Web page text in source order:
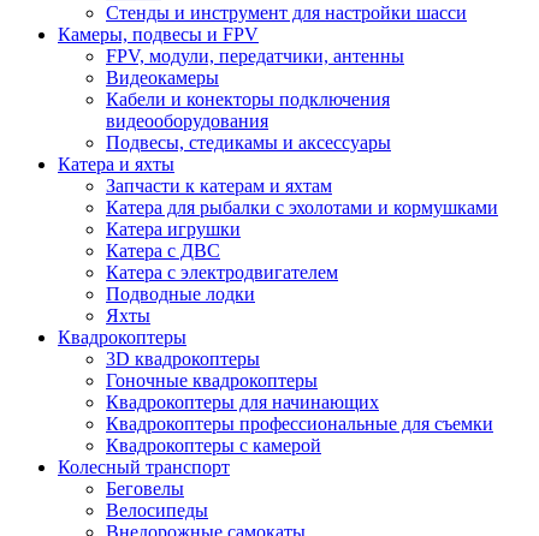
Стенды и инструмент для настройки шасси
Камеры, подвесы и FPV
FPV, модули, передатчики, антенны
Видеокамеры
Кабели и конекторы подключения
видеооборудования
Подвесы, стедикамы и аксессуары
Катера и яхты
Запчасти к катерам и яхтам
Катера для рыбалки с эхолотами и кормушками
Катера игрушки
Катера с ДВС
Катера с электродвигателем
Подводные лодки
Яхты
Квадрокоптеры
3D квадрокоптеры
Гоночные квадрокоптеры
Квадрокоптеры для начинающих
Квадрокоптеры профессиональные для съемки
Квадрокоптеры с камерой
Колесный транспорт
Беговелы
Велосипеды
Внедорожные самокаты